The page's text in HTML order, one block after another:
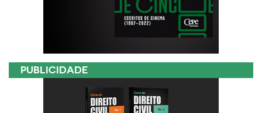
PUBLICIDADE